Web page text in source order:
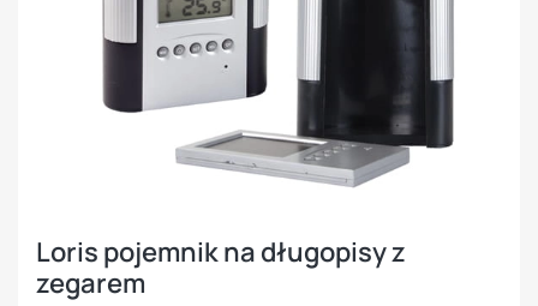
Loris pojemnik na długopisy z
zegarem